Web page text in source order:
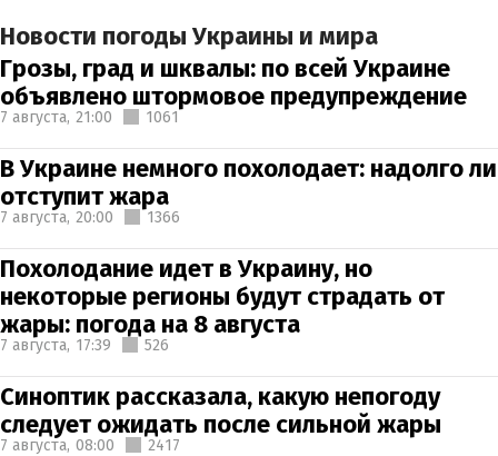
Новости погоды Украины и мира
Грозы, град и шквалы: по всей Украине
объявлено штормовое предупреждение
7 августа, 21:00 1061
В Украине немного похолодает: надолго ли
отступит жара
7 августа, 20:00 1366
Похолодание идет в Украину, но
некоторые регионы будут страдать от
жары: погода на 8 августа
7 августа, 17:39 526
Синоптик рассказала, какую непогоду
следует ожидать после сильной жары
7 августа, 08:00 2417